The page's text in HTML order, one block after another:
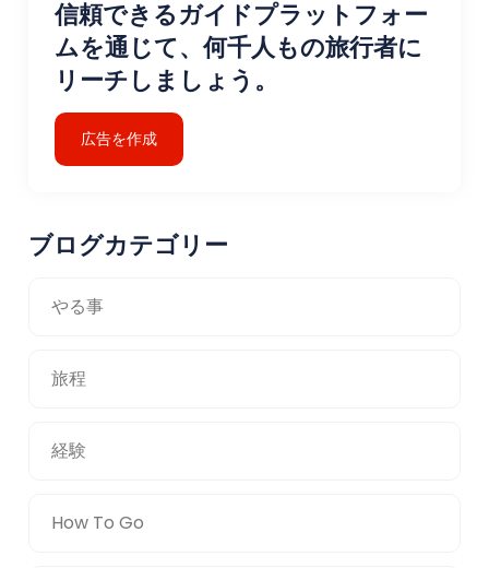
信頼できるガイドプラットフォー
ムを通じて、何千人もの旅行者に
リーチしましょう。
広告を作成
ブログカテゴリー
やる事
旅程
経験
How To Go